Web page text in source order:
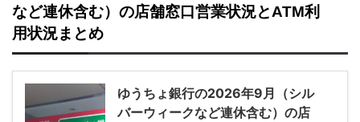
など連休含む）の店舗窓口営業状況とATM利
用状況まとめ
ゆうちょ銀行の2026年9月（シル
バーウィークなど連休含む）の店